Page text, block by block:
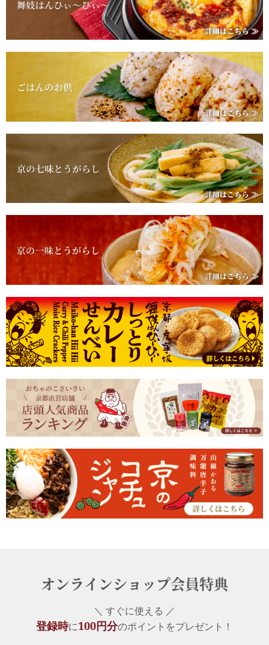
オンラインショップ会員特典
＼ すぐに使える ／
登録時に100円分のポイントをプレゼント！